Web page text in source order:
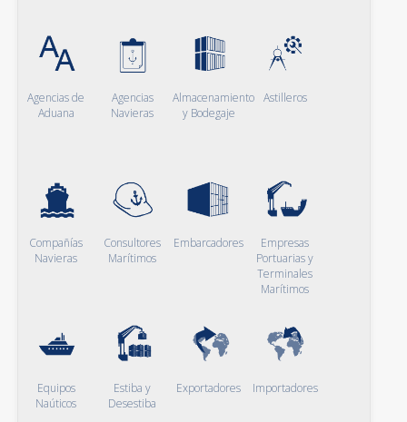
Agencias de
Aduana
Agencias
Navieras
Almacenamiento
y Bodegaje
Astilleros
Compañías
Navieras
Consultores
Marítimos
Embarcadores
Empresas
Portuarias y
Terminales
Marítimos
Equipos
Naúticos
Estiba y
Desestiba
Exportadores Importadores